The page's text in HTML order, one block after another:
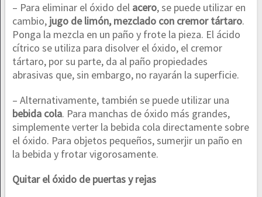
– Para eliminar el óxido del acero, se puede utilizar en
cambio, jugo de limón, mezclado con cremor tártaro.
Ponga la mezcla en un paño y frote la pieza. El ácido
cítrico se utiliza para disolver el óxido, el cremor
tártaro, por su parte, da al paño propiedades
abrasivas que, sin embargo, no rayarán la superficie.
– Alternativamente, también se puede utilizar una
bebida cola. Para manchas de óxido más grandes,
simplemente verter la bebida cola directamente sobre
el óxido. Para objetos pequeños, sumerjir un paño en
la bebida y frotar vigorosamente.
Quitar el óxido de puertas y rejas